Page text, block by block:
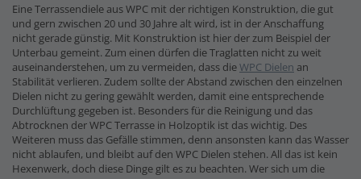
Eine Terrassendiele aus WPC mit der richtigen Konstruktion, die gut
und gern zwischen 20 und 30 Jahre alt wird, ist in der Anschaffung
nicht gerade günstig. Mit Konstruktion ist hier der zum Beispiel der
Unterbau gemeint. Zum einen dürfen die Traglatten nicht zu weit
auseinanderstehen, um zu vermeiden, dass dieWPC Dielen an
Stabilität verlieren. Zudem sollte der Abstand zwischen den einzelnen
Dielen nicht zu gering gewählt werden, damit eine entsprechende
Durchlüftung gegeben ist. Besonders für die Reinigung und das
Abtrocknen der WPC Terrasse in Holzoptik ist das wichtig. Des
Weiteren muss das Gefälle stimmen, denn ansonsten kann das Wasser
nicht ablaufen, und bleibt auf den WPC Dielen stehen. All das ist kein
Hexenwerk, doch diese Dinge gilt es zu beachten. Wer sich um die